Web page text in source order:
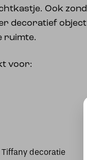
Ook
decoratief
ruimte.
voor:
decoratie